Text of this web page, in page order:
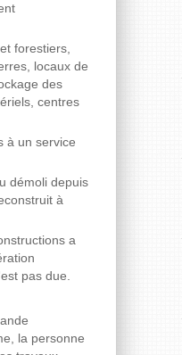
forestiers,
locaux de
des
centres
à un service
démoli depuis
à
a
pas due.
la personne